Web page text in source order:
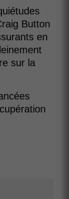
Button
en
sur la